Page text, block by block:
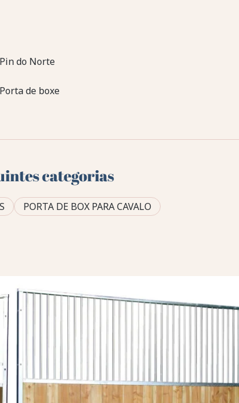
Pin do Norte
Porta de boxe
categorias
PORTA DE BOX PARA CAVALO